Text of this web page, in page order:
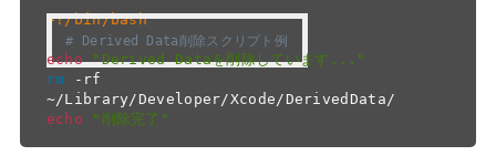
#!/bin/bash
# Derived Data削除スクリプト例
echo "Derived Dataを削除しています..."
rm -rf
echo
"削除完了"